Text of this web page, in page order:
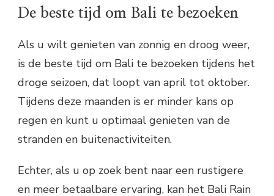
De beste tijd om Bali te bezoeken
Als u wilt genieten van zonnig en droog weer,
is de beste tijd om Bali te bezoeken tijdens het
droge seizoen, dat loopt van april tot oktober.
Tijdens deze maanden is er minder kans op
regen en kunt u optimaal genieten van de
stranden en buitenactiviteiten.
Echter, als u op zoek bent naar een rustigere
en meer betaalbare ervaring, kan het Bali Rain